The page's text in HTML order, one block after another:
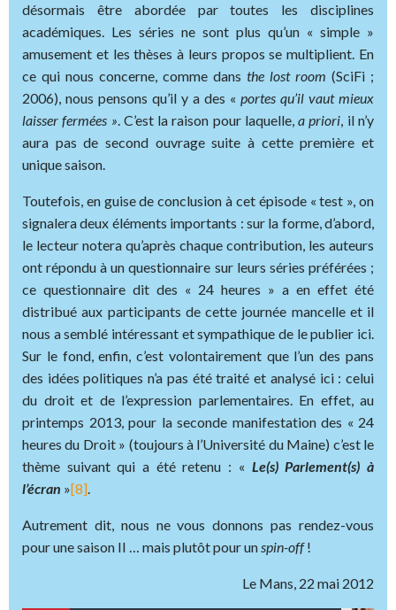
désormais être abordée par toutes les disciplines
académiques. Les séries ne sont plus qu’un « simple »
amusement et les thèses à leurs propos se multiplient. En
ce qui nous concerne, comme dans the lost room (SciFi ;
2006), nous pensons qu’il y a des « portes qu’il vaut mieux
laisser fermées » . C’est la raison pour laquelle,a priori , il n’y
aura pas de second ouvrage suite à cette première et
unique saison.
Toutefois, en guise de conclusion à cet épisode « test », on
signalera deux éléments importants : sur la forme, d’abord,
le lecteur notera qu’après chaque contribution, les auteurs
ont répondu à un questionnaire sur leurs séries préférées ;
ce questionnaire dit des « 24 heures » a en effet été
distribué aux participants de cette journée mancelle et il
nous a semblé intéressant et sympathique de le publier ici.
Sur le fond, enfin, c’est volontairement que l’un des pans
des idées politiques n’a pas été traité et analysé ici : celui
du droit et de l’expression parlementaires. En effet, au
printemps 2013, pour la seconde manifestation des « 24
heures du Droit » (toujours à l’Université du Maine) c’est le
thème suivant qui a été retenu : « Le(s) Parlement(s) à
l’écran »[8]
Autrement dit, nous ne vous donnons pas rendez-vous
pour une saison II … mais plutôt pour un spin-off!
Le Mans, 22 mai 2012